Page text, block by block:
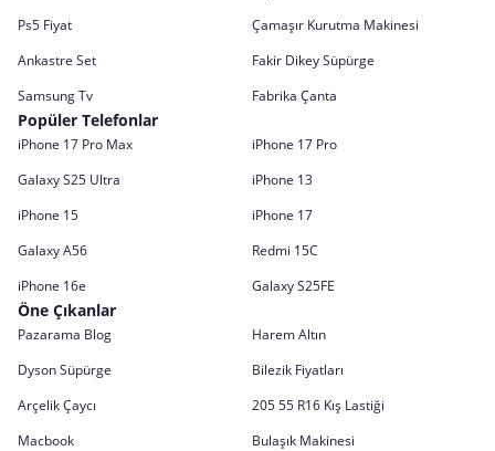
Ps5 Fiyat
Çamaşır Kurutma Makinesi
Ankastre Set
Fakir Dikey Süpürge
Samsung Tv
Fabrika Çanta
Popüler Telefonlar
iPhone 17 Pro Max
iPhone 17 Pro
Galaxy S25 Ultra
iPhone 13
iPhone 15
iPhone 17
Galaxy A56
Redmi 15C
iPhone 16e
Galaxy S25FE
Öne Çıkanlar
Pazarama Blog
Harem Altın
Dyson Süpürge
Bilezik Fiyatları
Arçelik Çaycı
205 55 R16 Kış Lastiği
Macbook
Bulaşık Makinesi